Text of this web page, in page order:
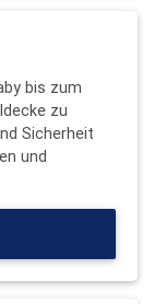
bis zum
zu
Sicherheit
und